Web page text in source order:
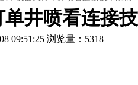
井喷看连接
09:51:25 浏览量：5318